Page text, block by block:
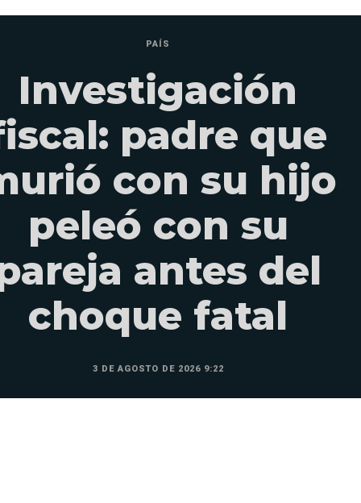
PAÍS
Investigación
padre que
con su hijo
peleó con su
antes del
choque fatal
3 DE AGOSTO DE 2026 9:22